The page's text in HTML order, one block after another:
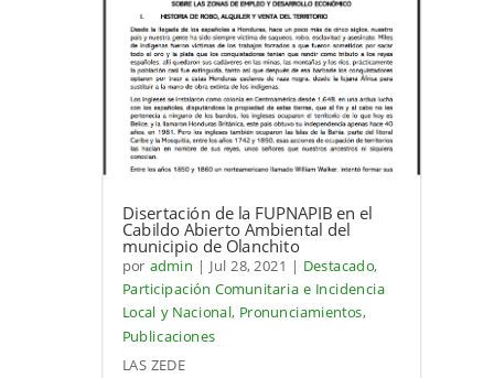
Disertación de la FUPNAPIB en el
Cabildo Abierto Ambiental del
municipio de Olanchito
por admin | Jul 28, 2021 | Destacado,
Participación Comunitaria e Incidencia
Local y Nacional, Pronunciamientos,
Publicaciones
LAS ZEDE